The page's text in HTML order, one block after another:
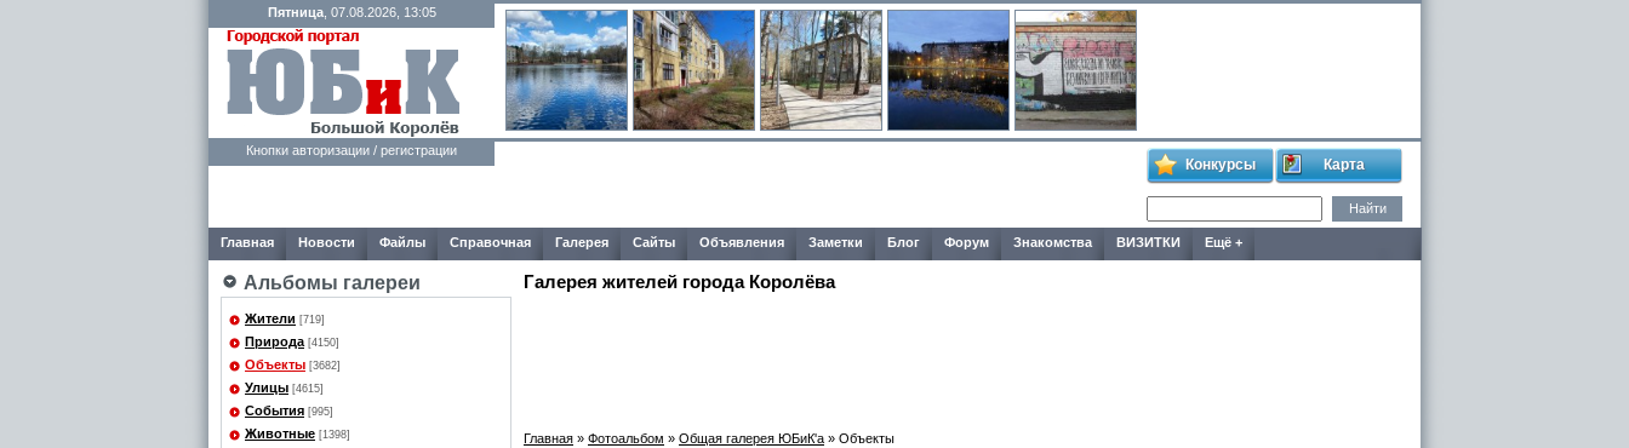
Пятница, 07.08.2026, 13:05
Кнопки авторизации / регистрации
Конкурсы Карта
Главная Новости Файлы Справочная Галерея Сайты Объявления Заметки Блог Форум Знакомства ВИЗИТКИ Ещё +
Альбомы галереи
Жители [719]
Природа [4150]
Объекты [3682]
Улицы [4615]
События [995]
Животные [1398]
Галерея жителей города Королёва
Главная » Фотоальбом » Общая галерея ЮБиК'a » Объекты